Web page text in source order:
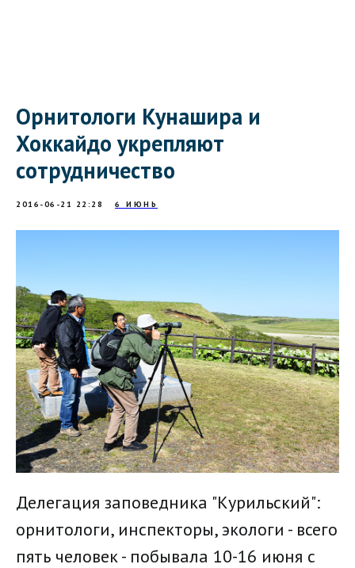
Орнитологи Кунашира и
Хоккайдо укрепляют
сотрудничество
2016-06-21 22:28 6 ИЮНЬ
Делегация заповедника "Курильский":
орнитологи, инспекторы, экологи - всего
пять человек - побывала 10-16 июня с